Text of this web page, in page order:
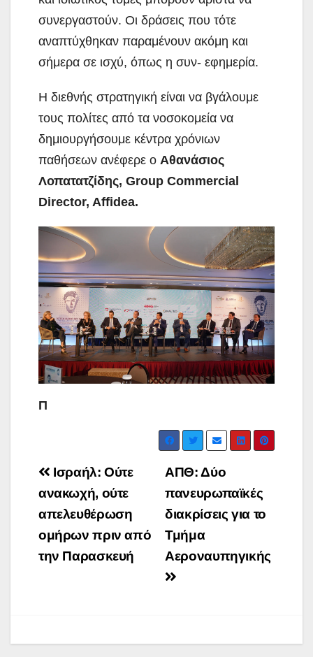
συνεργαστούν. Οι δράσεις που τότε
αναπτύχθηκαν παραμένουν ακόμη και
σήμερα σε ισχύ, όπως η συν- εφημερία.
Η διεθνής στρατηγική είναι να βγάλουμε
τους πολίτες από τα νοσοκομεία να
δημιουργήσουμε κέντρα χρόνιων
παθήσεων ανέφερε ο Αθανάσιος
Λοπατατζίδης, Group Commercial
Director, Affidea.
Π
Post
navigation
ΑΠΘ: Δύο
πανευρωπαϊκές
διακρίσεις για το
Τμήμα
Αεροναυπηγικής
Ισραήλ: Ούτε
ανακωχή, ούτε
απελευθέρωση
ομήρων πριν από
την Παρασκευή